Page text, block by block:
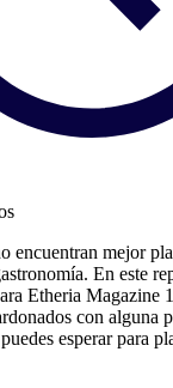
encuentran mejor
En este
Etheria Magazine
con alguna
esperar para